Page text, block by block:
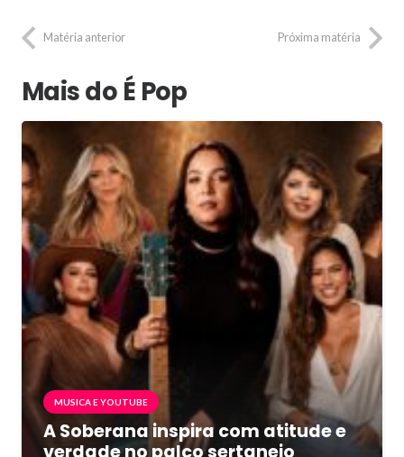
Matéria anterior Próxima matéria
Mais do É Pop
MUSICA E YOUTUBE
A Soberana inspira com atitude e
verdade no palco sertanejo